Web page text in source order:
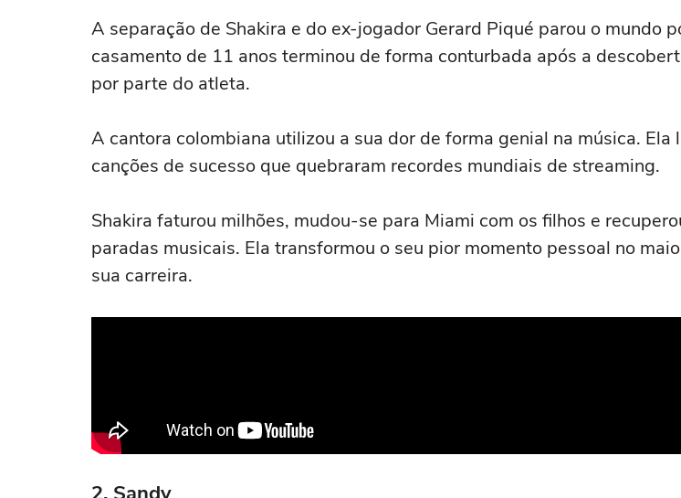
A separação de Shakira e do ex-jogador Gerard Piqué parou o mundo
casamento de 11 anos terminou de forma conturbada após a
por parte do atleta.
A cantora colombiana utilizou a sua dor de forma genial na música. Ela
canções de sucesso que quebraram recordes mundiais de streaming.
Shakira faturou milhões, mudou-se para Miami com os filhos e
paradas musicais. Ela transformou o seu pior momento pessoal no
sua carreira.